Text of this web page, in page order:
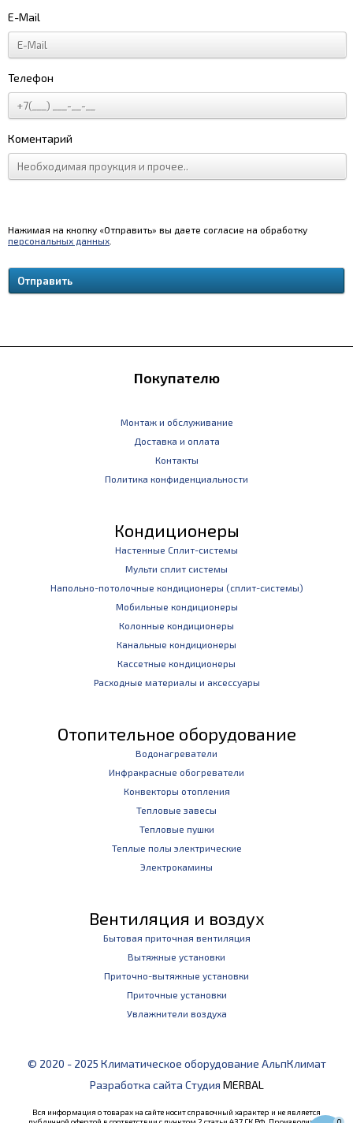
E-Mail
Телефон
Коментарий
Нажимая на кнопку «Отправить» вы даете согласие на обработку
персональных данных
Покупателю
Монтаж и обслуживание
Доставка и оплата
Контакты
Политика конфиденциальности
Кондиционеры
Настенные Сплит-системы
Мульти сплит системы
Напольно-потолочные кондиционеры (сплит-системы)
Мобильные кондиционеры
Колонные кондиционеры
Канальные кондиционеры
Кассетные кондиционеры
Расходные материалы и аксессуары
Отопительное оборудование
Водонагреватели
Инфракрасные обогреватели
Конвекторы отопления
Тепловые завесы
Тепловые пушки
Теплые полы электрические
Электрокамины
Вентиляция и воздух
Бытовая приточная вентиляция
Вытяжные установки
Приточно-вытяжные установки
Приточные установки
Увлажнители воздуха
© 2020 - 2025 Климатическое оборудование АльпКлимат
Разработка сайта Студия MERBAL
Вся информация о товарах на сайте носит справочный характер и не является
публичной офертой в соответствии с пунктом 2 статьи 437 ГК РФ. Производитель